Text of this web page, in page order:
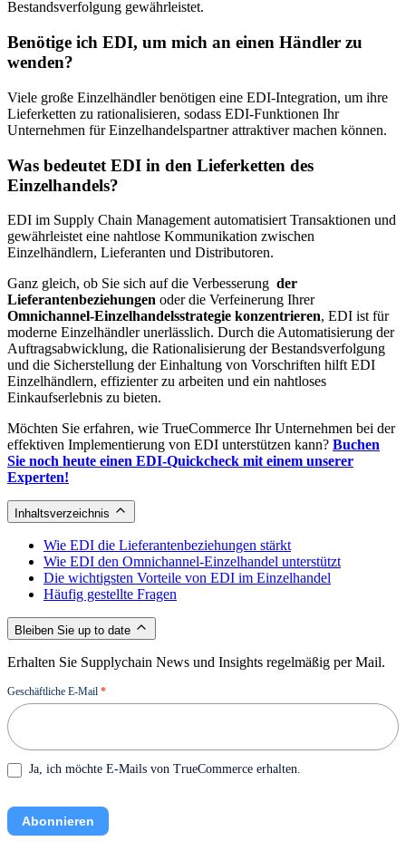
Bestandsverfolgung gewährleistet.
Benötige ich EDI, um mich an einen Händler zu
wenden?
Viele große Einzelhändler benötigen eine EDI-Integration, um ihre
Lieferketten zu rationalisieren, sodass EDI-Funktionen Ihr
Unternehmen für Einzelhandelspartner attraktiver machen können.
Was bedeutet EDI in den Lieferketten des
Einzelhandels?
EDI im Supply Chain Management automatisiert Transaktionen und
gewährleistet eine nahtlose Kommunikation zwischen
Einzelhändlern, Lieferanten und Distributoren.
Ganz gleich, ob Sie sich auf die Verbesserung der
Lieferantenbeziehungen oder die Verfeinerung Ihrer
Omnichannel-Einzelhandelsstrategie konzentrieren, EDI ist für
moderne Einzelhändler unerlässlich. Durch die Automatisierung der
Auftragsabwicklung, die Rationalisierung der Bestandsverfolgung
und die Sicherstellung der Einhaltung von Vorschriften hilft EDI
Einzelhändlern, effizienter zu arbeiten und ein nahtloses
Einkaufserlebnis zu bieten.
Möchten Sie erfahren, wie TrueCommerce Ihr Unternehmen bei der
effektiven Implementierung von EDI unterstützen kann? Buchen
Sie noch heute einen EDI-Quickcheck mit einem unserer
Experten!
Inhaltsverzeichnis
Wie EDI die Lieferantenbeziehungen stärkt
Wie EDI den Omnichannel-Einzelhandel unterstützt
Die wichtigsten Vorteile von EDI im Einzelhandel
Häufig gestellte Fragen
Bleiben Sie up to date
Erhalten Sie Supplychain News und Insights regelmäßig per Mail.
Newsletter
Geschäftliche E-Mail *
Ja, ich möchte E-Mails von TrueCommerce erhalten.
Abonnieren